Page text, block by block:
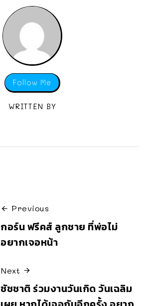
Follow Me
WRITTEN BY
Previous
กอร์น ฟรีคส์ ลูกชาย ที่พ่อไม่
อยากเจอหน้า
Next
ชัชชาติ ร่วมงานวันเกิด วันเฉลิม